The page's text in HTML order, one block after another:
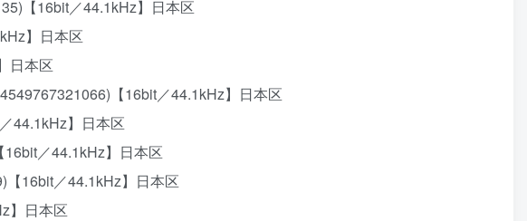
【16bit／44.1kHz】日本区
】日本区
日本区
【16bit／44.1kHz】日本区
44.1kHz】日本区
／44.1kHz】日本区
16bit／44.1kHz】日本区
】日本区